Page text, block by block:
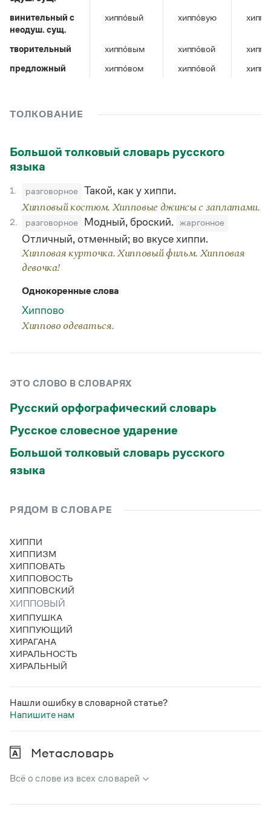
Письмовник
Справочник по фразеологии
Азбучные истины
Все справочники портала
Журнал
Новости и события
Монологи
Лекции и подкасты
Рекомендуем
Интерактивные упражнения: от простого к сложному
Издательство
Научпоп
Управление в русском языке
Словарь русских имён
Словарь методических терминов
Правила русской орфографии и пунктуации
(1956)
винительный c
неодуш. сущ.
хиппо́вый хиппо́вую
творительный хиппо́вым хиппо́вой
предложный
хиппо́вом хиппо́вой
ТОЛКОВАНИЕ
Большой толковый словарь русского
языка
1. разговорное Такой, как у хиппи.
Хипповый костюм. Хипповые джинсы с заплатами.
2. разговорное Модный, броский. жаргонное
Отличный, отменный; во вкусе хиппи.
Хипповая курточка. Хипповый фильм. Хипповая
девочка!
Однокоренные слова
Хиппово
Хиппово одеваться.
ЭТО СЛОВО В СЛОВАРЯХ
Русский орфографический словарь
Русское словесное ударение
Большой толковый словарь русского
языка
РЯДОМ В СЛОВАРЕ
ХИППИ
ХИППИЗМ
ХИППОВАТЬ
ХИППОВОСТЬ
ХИППОВСКИЙ
ХИППОВЫЙ
ХИППУШКА
ХИППУЮЩИЙ
ХИРАГАНА
ХИРАЛЬНОСТЬ
ХИРАЛЬНЫЙ
Нашли ошибку в словарной статье?
Напишите нам
Метасловарь
Всё о слове из всех словарей
В метасловаре Грамоты в удобном виде собрана вся